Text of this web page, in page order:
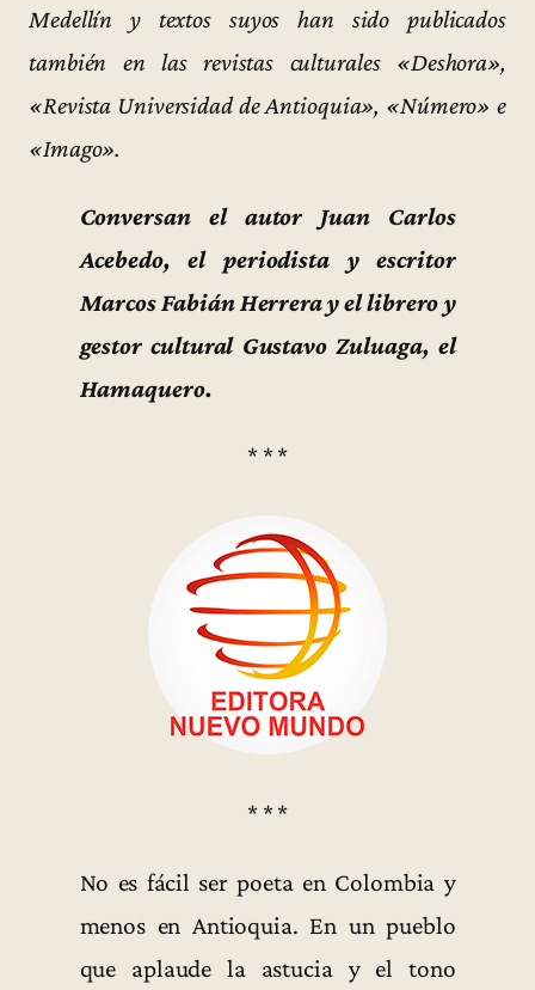
Medellín y textos suyos han sido publicados
también en las revistas culturales «Deshora»,
«Revista Universidad de Antioquia», «Número» e
«Imago».
Conversan el autor Juan Carlos
Acebedo, el periodista y escritor
Marcos Fabián Herrera y el librero y
gestor cultural Gustavo Zuluaga, el
Hamaquero.
* * *
* * *
No es fácil ser poeta en Colombia y
menos en Antioquia. En un pueblo
que aplaude la astucia y el tono